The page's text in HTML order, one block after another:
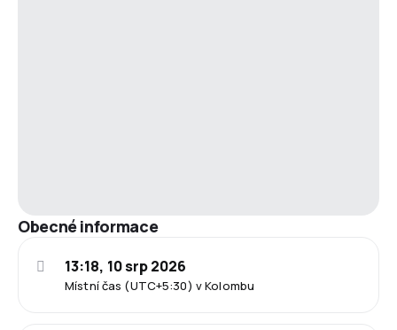
Obecné informace
Místní čas (UTC+5:30) v Kolombu
13:18, 10 srp 2026